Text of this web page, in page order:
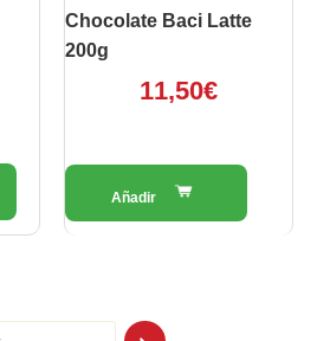
Chocolate Baci Latte
200g
11,50€